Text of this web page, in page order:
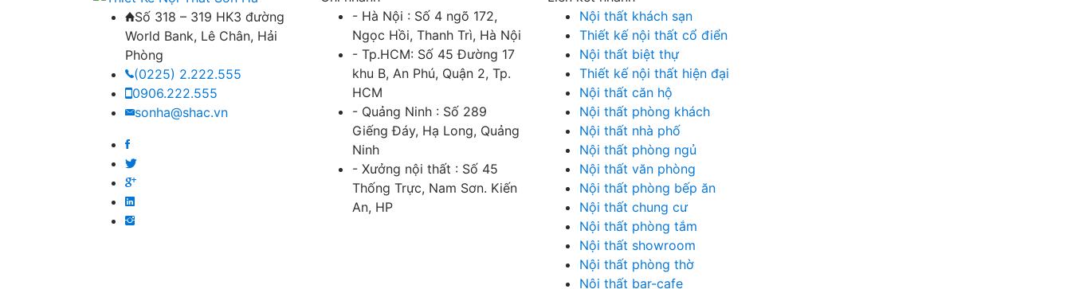
Số 318 – 319 HK3 đường
World Bank, Lê Chân, Hải
Phòng
(0225) 2.222.555
0906.222.555
sonha@shac.vn
- Hà Nội : Số 4 ngõ 172,
Ngọc Hồi, Thanh Trì, Hà Nội
- Tp.HCM: Số 45 Đường 17
khu B, An Phú, Quận 2, Tp.
HCM
- Quảng Ninh : Số 289
Giếng Đáy, Hạ Long, Quảng
Ninh
- Xưởng nội thất : Số 45
Thống Trực, Nam Sơn. Kiến
An, HP
Nội thất khách sạn
Thiết kế nội thất cổ điển
Nội thất biệt thự
Thiết kế nội thất hiện đại
Nội thất căn hộ
Nội thất phòng khách
Nội thất nhà phố
Nội thất phòng ngủ
Nội thất văn phòng
Nội thất phòng bếp ăn
Nội thất chung cư
Nội thất phòng tắm
Nội thất showroom
Nội thất phòng thờ
Nội thất bar-cafe